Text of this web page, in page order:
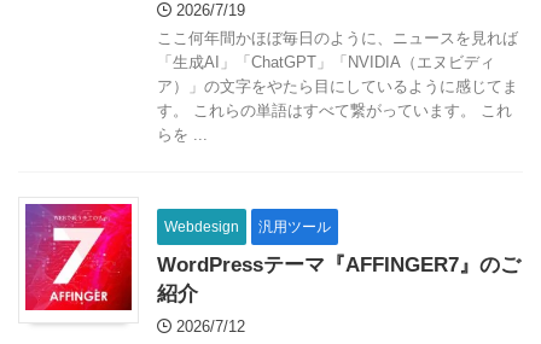
2026/7/19
ここ何年間かほぼ毎日のように、ニュースを見れば
「生成AI」「ChatGPT」「NVIDIA（エヌビディ
ア）」の文字をやたら目にしているように感じてま
す。 これらの単語はすべて繋がっています。 これ
らを ...
Webdesign 汎用ツール
WordPressテーマ『AFFINGER7』のご
紹介
2026/7/12